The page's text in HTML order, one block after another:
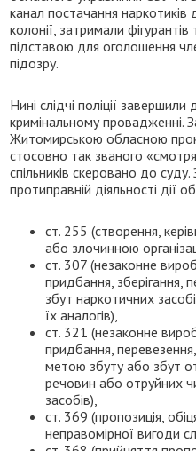
канал постачання наркотиків
колонії, затримали
підставою для оголошення
підозру.
Нині слідчі поліції
кримінальному провадженні.
Житомирською обласною
стосовно так званого
спільників скеровано до
протиправній діяльності дії
ст. 255 (створення,
або злочинною
ст. 307 (незаконне
придбання, зберігання,
збут наркотичних
їх аналогів),
ст. 321 (незаконне
придбання,
метою збуту або збут
речовин або отруйних
засобів),
ст. 369 (пропозиція,
неправомірної вигоди